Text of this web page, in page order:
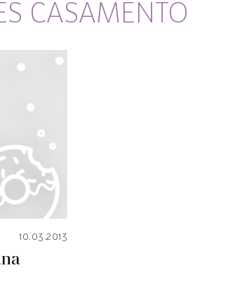
CASAMENTO
10.03.2013